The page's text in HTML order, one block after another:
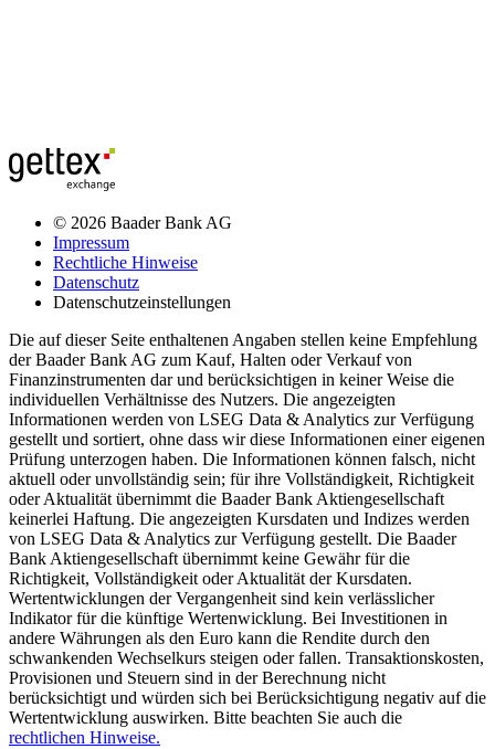
© 2026 Baader Bank AG
Impressum
Rechtliche Hinweise
Datenschutz
Datenschutzeinstellungen
Die auf dieser Seite enthaltenen Angaben stellen keine Empfehlung
der Baader Bank AG zum Kauf, Halten oder Verkauf von
Finanzinstrumenten dar und berücksichtigen in keiner Weise die
individuellen Verhältnisse des Nutzers. Die angezeigten
Informationen werden von LSEG Data & Analytics zur Verfügung
gestellt und sortiert, ohne dass wir diese Informationen einer eigenen
Prüfung unterzogen haben. Die Informationen können falsch, nicht
aktuell oder unvollständig sein; für ihre Vollständigkeit, Richtigkeit
oder Aktualität übernimmt die Baader Bank Aktiengesellschaft
keinerlei Haftung. Die angezeigten Kursdaten und Indizes werden
von LSEG Data & Analytics zur Verfügung gestellt. Die Baader
Bank Aktiengesellschaft übernimmt keine Gewähr für die
Richtigkeit, Vollständigkeit oder Aktualität der Kursdaten.
Wertentwicklungen der Vergangenheit sind kein verlässlicher
Indikator für die künftige Wertenwicklung. Bei Investitionen in
andere Währungen als den Euro kann die Rendite durch den
schwankenden Wechselkurs steigen oder fallen. Transaktionskosten,
Provisionen und Steuern sind in der Berechnung nicht
berücksichtigt und würden sich bei Berücksichtigung negativ auf die
Wertentwicklung auswirken. Bitte beachten Sie auch die
rechtlichen Hinweise.